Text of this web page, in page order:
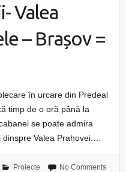
Valea
– Brașov =
în urcare din Predeal
timp de o oră până la
se poate admira
Valea Prahovei.…
Proiecte No Comments